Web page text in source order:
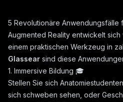
5 Revolutionäre Anwendungsfälle
Augmented Reality entwickelt
einem praktischen Werkzeug in
Glassear sind diese
1. Immersive Bildung 🎓
Stellen Sie sich
sich schweben sehen, oder